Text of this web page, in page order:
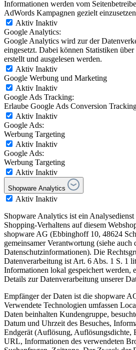
Informationen werden vom
AdWords Kampagnen gezielt
Aktiv Inaktiv
Google Analytics:
Google Analytics wird zur der
eingesetzt. Dabei können Statistiken
erstellt und ausgelesen werden.
Aktiv Inaktiv
Google Werbung und Marketing
Aktiv Inaktiv
Google Ads Tracking:
Erlaube Google Ads Conversion
Aktiv Inaktiv
Google Ads:
Werbung Targeting
Aktiv Inaktiv
Google Ads:
Werbung Targeting
Aktiv Inaktiv
Shopware Analytics
Aktiv Inaktiv
Shopware Analytics ist ein Analysedienst
Shopping-Verhaltens auf diesem
shopware AG (Ebbinghoff 10, 48624
gemeinsamer Verantwortung (siehe auch
Datenschutzinformationen). Die
Datenverarbeitung ist Art. 6 Abs. 1 S. 1
Informationen lokal gespeichert werden,
Details zur Datenverarbeitung unserer
Empfänger der Daten ist die shopware
Verwendete Technologien umfassen
Daten beinhalten Kundengruppe,
Datum und Uhrzeit des Besuches,
Endgerät (Auflösung, Auflösungsdichte,
URL, Informationen des verwendeten